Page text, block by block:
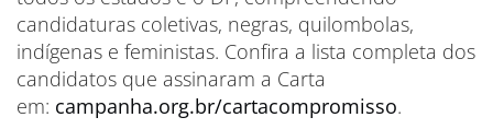
candidaturas coletivas, negras, quilombolas,
indígenas e feministas. Confira a lista completa dos
candidatos que assinaram a Carta
em: campanha.org.br/cartacompromisso.